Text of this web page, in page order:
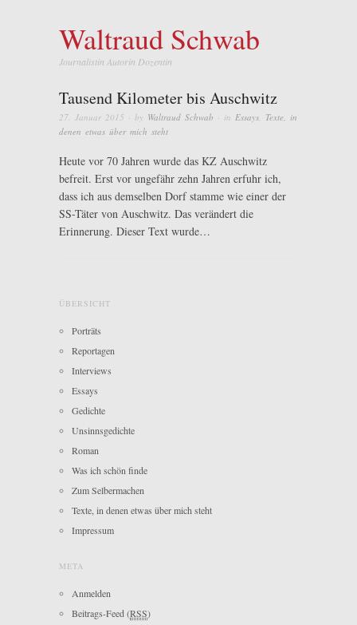
Waltraud Schwab
Journalistin Autorin Dozentin
Tausend Kilometer bis Auschwitz
27. Januar 2015 · by Waltraud Schwab · in Essays, Texte, in
denen etwas über mich steht
Heute vor 70 Jahren wurde das KZ Auschwitz
befreit. Erst vor ungefähr zehn Jahren erfuhr ich,
dass ich aus demselben Dorf stamme wie einer der
SS-Täter von Auschwitz. Das verändert die
Erinnerung. Dieser Text wurde…
ÜBERSICHT
Porträts
Reportagen
Interviews
Essays
Gedichte
Unsinnsgedichte
Roman
Was ich schön finde
Zum Selbermachen
Texte, in denen etwas über mich steht
Impressum
META
Anmelden
Beitrags-Feed (RSS)